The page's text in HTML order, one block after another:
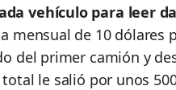
vehículo para leer
mensual de 10 dólares
del primer camión y
total le salió por unos